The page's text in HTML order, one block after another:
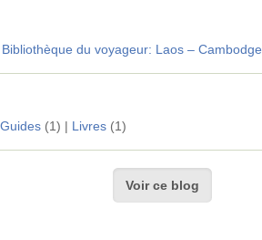
du voyageur: Laos – Cambodge
(1) | Livres(1)
Voir ce blog